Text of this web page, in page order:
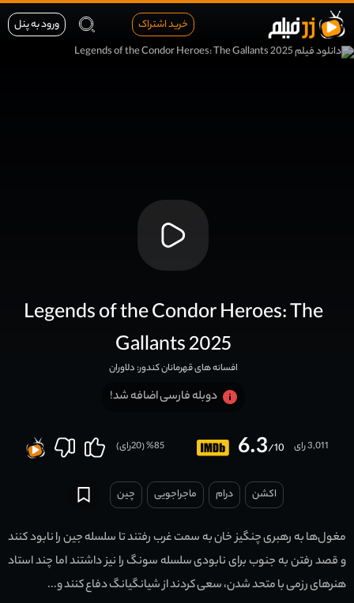
خرید اشتراک ورود به پنل
Legends of the Condor Heroes: The
Gallants 2025
افسانه های قهرمانان کندور: دلاوران
دوبله فارسی اضافه شد!
6.3/10 3,011 رای 85
% (
20رای)
اکشن درام ماجراجویی چين
مغول‌ها به رهبری چنگیز خان به سمت غرب رفتند تا سلسله جین را نابود کنند
و قصد رفتن به جنوب برای نابودی سلسله سونگ را نیز داشتند اما چند استاد
هنرهای رزمی با متحد شدن، سعی کردند از شیانگیانگ دفاع کنند و...